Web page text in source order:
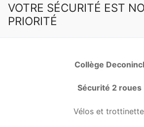
VOTRE SÉCURITÉ EST
PRIORITÉ
Collège
Sécurité 2 roues
Vélos et